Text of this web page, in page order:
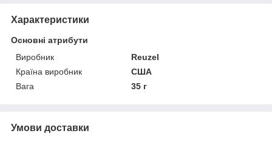
Характеристики
Основні атрибути
Виробник
Reuzel
Країна виробник
США
Вага
35 г
Умови доставки